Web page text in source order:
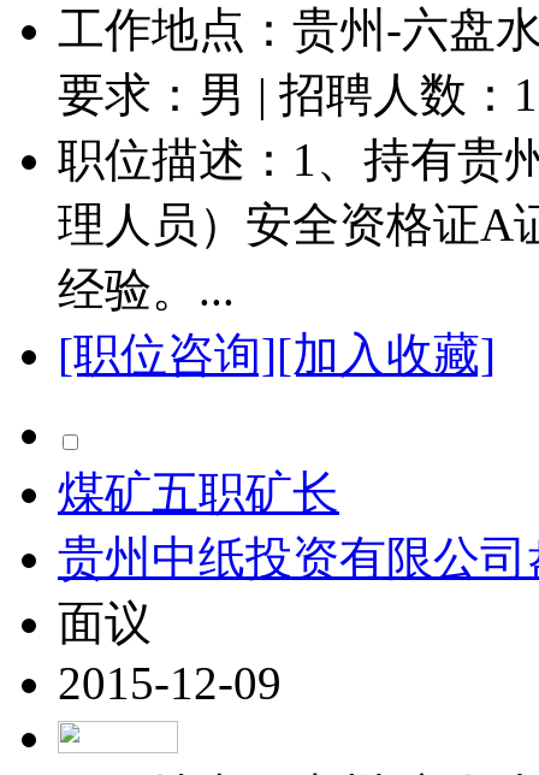
工作地点：贵州-六盘
要求：男 | 招聘人数：
职位描述：1、持有贵
理人员）安全资格证A
经验。...
[职位咨询][加入收藏]
煤矿五职矿长
贵州中纸投资有限公
面议
2015-12-09